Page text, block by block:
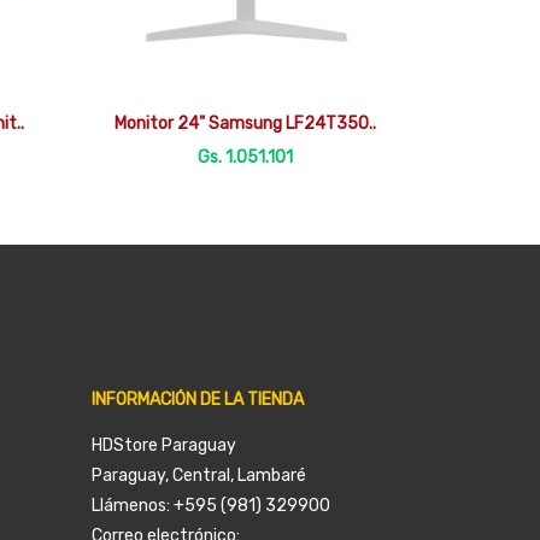
Vista rápida
Monitor 24" Samsung LF24T350..
Gs. 1.051.101
INFORMACIÓN DE LA TIENDA
HDStore Paraguay
Paraguay, Central, Lambaré
Llámenos: +595 (981) 329900
Correo electrónico: